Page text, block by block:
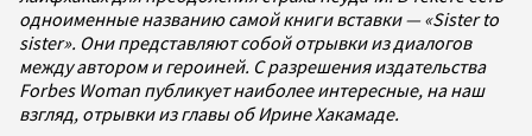
одноименные названию самой книги вставки — «Sister to
sister». Они представляют собой отрывки из диалогов
между автором и героиней. С разрешения издательства
Forbes Woman публикует наиболее интересные, на наш
взгляд, отрывки из главы об Ирине Хакамаде.